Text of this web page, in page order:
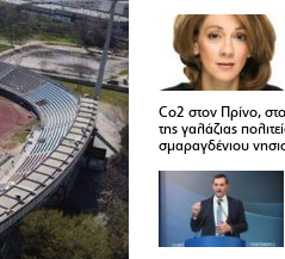
Co2 στον Πρίνο,
της γαλάζιας
σμαραγδένιου